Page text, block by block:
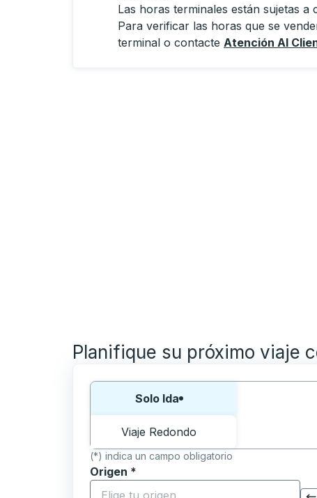
Las horas terminales están sujetas a
Para verificar las horas que se
terminal o contacte Atención Al
Planifique su próximo viaje
Elija una forma o viaje de ida y vuelta:
Solo Ida
Viaje Redondo
(*) indica un campo obligatorio
Origen *
Comience a escribir la ciudad de origen